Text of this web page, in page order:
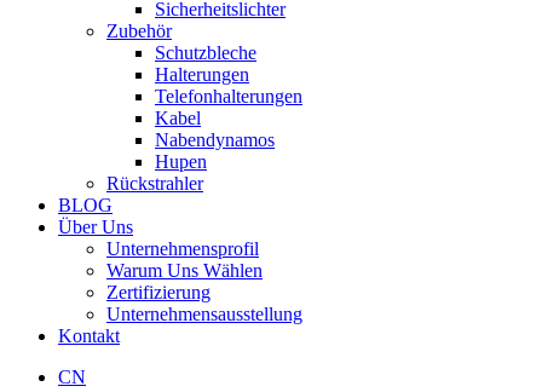
Sicherheitslichter
Zubehör
Schutzbleche
Halterungen
Telefonhalterungen
Kabel
Nabendynamos
Hupen
Rückstrahler
BLOG
Über Uns
Unternehmensprofil
Warum Uns Wählen
Zertifizierung
Unternehmensausstellung
Kontakt
CN